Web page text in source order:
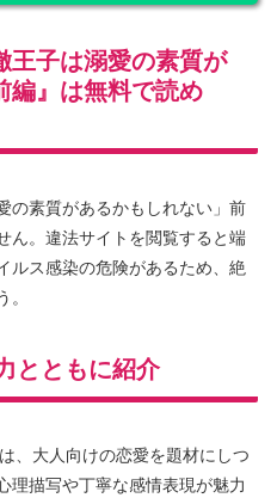
王子は溺愛の素質が
編』は無料で読め
の素質があるかもしれない」前
ん。違法サイトを閲覧すると端
ルス感染の危険があるため、絶
とともに紹介
、大人向けの恋愛を題材にしつ
理描写や丁寧な感情表現が魅力